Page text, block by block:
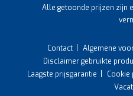
Alle getoonde prijzen zijn
Contact Algemene
Disclaimer gebruikte
Laagste prijsgarantie
Cookie